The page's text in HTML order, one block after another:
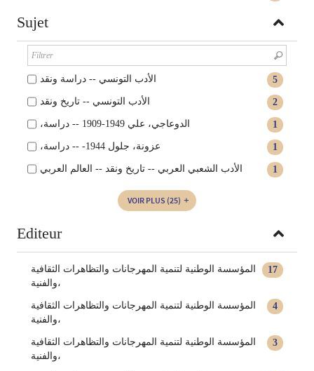
Sujet
5 الأدب التونسي -- دراسة ونقد
2 الأدب التونسي -- تاريخ ونقد
1 ،الدوعاجي، علي 1949-1909 -- دراسة
1 ،عزونة، جلول 1944- -- دراسة
1 الأدب الشعبي العربي -- تاريخ ونقد -- العالم العربي
VOIR PLUS (25)
Editeur
17
المؤسسة الوطنية لتنمية المهرجانات والتظاهرات الثقافية
والفنية،
4
‏المؤسسة الوطنية لتنمية المهرجانات والتظاهرات الثقافية
والفنية‏‏‏‏،
3
‏المؤسسة الوطنية لتنمية المهرجانات والتظاهرات الثقافية
والفنية،